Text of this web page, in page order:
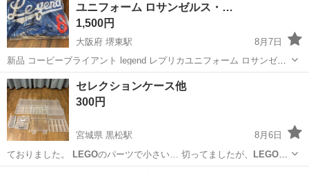
ユニフォーム ロサンゼルス・…
1,500円
大阪府 堺東駅
8月7日
新品 コービーブライアント legend レプリカユニフォーム ロサンゼル
ス・ドジャースカラー 前に8番後ろに24番。 バスケットボールの名選
手。 コービー・ブライアントの背番号は8番と24番です。彼はロサン
ゼルス・レ...
大阪 堺市 堺東駅 野球
セレクションケース他
300円
宮城県 黒松駅
8月6日
ておりました。
LEGOのパーツで小さい… 切ってましたが、 LEGOで
遊ばなくなった…